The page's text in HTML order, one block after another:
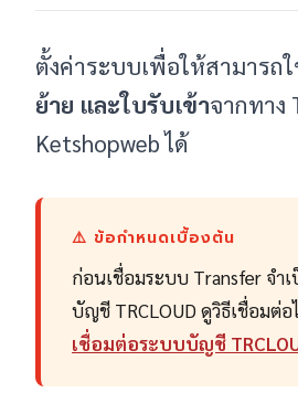
ตั้งค่าระบบเพื่อให้สามารถ
ย้าย และใบรับเข้าจากทาง
Ketshopweb ได้
⚠️ ข้อกำหนดเบื้องต้น
ก่อนเชื่อมระบบ Transfer จำ
บัญชี TRCLOUD ดูวิธีเชื่อมต่
เชื่อมต่อระบบบัญชี